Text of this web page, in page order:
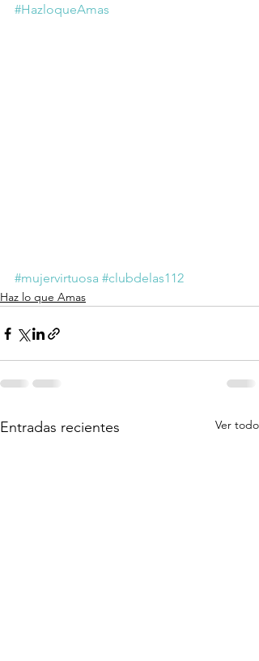
#HazloqueAmas
#mujervirtuosa #clubdelas112
Haz lo que Amas
Entradas recientes Ver todo